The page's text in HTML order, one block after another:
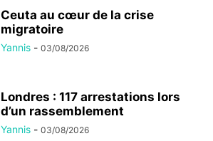
Ceuta au cœur de la crise
migratoire
Yannis - 03/08/2026
Londres : 117 arrestations lors
d’un rassemblement
Yannis - 03/08/2026